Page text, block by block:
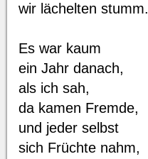
wir lächelten stumm.
Es war kaum
ein Jahr danach,
als ich sah,
da kamen Fremde,
und jeder selbst
sich Früchte nahm,